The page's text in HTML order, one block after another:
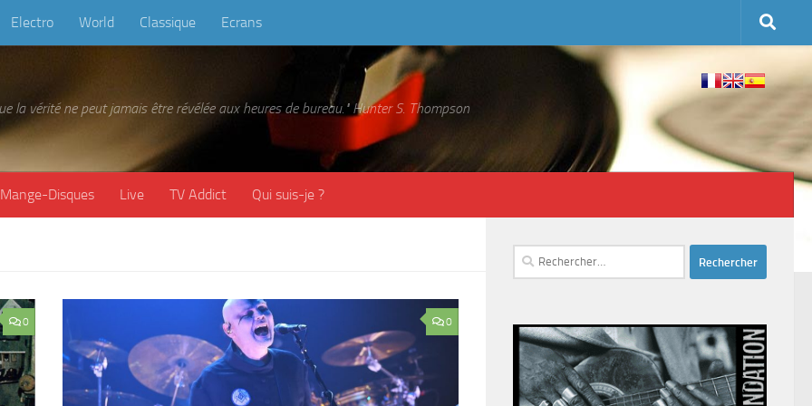
Electro World Classique Ecrans
la vérité ne peut jamais être révélée aux heures de bureau." Hunter S. Thompson
Mange-Disques Live TV Addict Qui suis-je ?
0 0
Rechercher :